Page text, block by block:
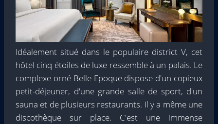
Idéalement situé dans le populaire district V, cet
hôtel cinq étoiles de luxe ressemble à un palais. Le
complexe orné Belle Epoque dispose d'un copieux
petit-déjeuner, d'une grande salle de sport, d'un
sauna et de plusieurs restaurants. Il y a même une
discothèque sur place. C'est une immense